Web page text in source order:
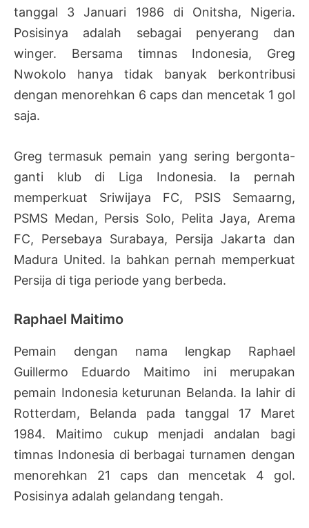
tanggal 3 Januari 1986 di Onitsha, Nigeria.
Posisinya adalah sebagai penyerang dan
winger. Bersama timnas Indonesia, Greg
Nwokolo hanya tidak banyak berkontribusi
dengan menorehkan 6 caps dan mencetak 1 gol
saja.
Greg termasuk pemain yang sering bergonta-
ganti klub di Liga Indonesia. Ia pernah
memperkuat Sriwijaya FC, PSIS Semaarng,
PSMS Medan, Persis Solo, Pelita Jaya, Arema
FC, Persebaya Surabaya, Persija Jakarta dan
Madura United. Ia bahkan pernah memperkuat
Persija di tiga periode yang berbeda.
Raphael Maitimo
Pemain dengan nama lengkap Raphael
Guillermo Eduardo Maitimo ini merupakan
pemain Indonesia keturunan Belanda. Ia lahir di
Rotterdam, Belanda pada tanggal 17 Maret
1984. Maitimo cukup menjadi andalan bagi
timnas Indonesia di berbagai turnamen dengan
menorehkan 21 caps dan mencetak 4 gol.
Posisinya adalah gelandang tengah.